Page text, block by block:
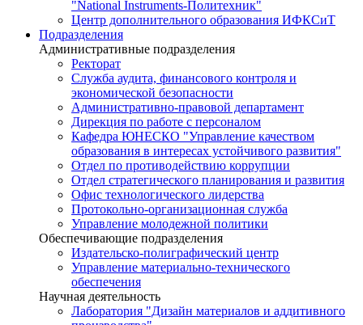
"National Instruments-Политехник"
Центр дополнительного образования ИФКСиТ
Подразделения
Административные подразделения
Ректорат
Служба аудита, финансового контроля и
экономической безопасности
Административно-правовой департамент
Дирекция по работе с персоналом
Кафедра ЮНЕСКО "Управление качеством
образования в интересах устойчивого развития"
Отдел по противодействию коррупции
Отдел стратегического планирования и развития
Офис технологического лидерства
Протокольно-организационная служба
Управление молодежной политики
Обеспечивающие подразделения
Издательско-полиграфический центр
Управление материально-технического
обеспечения
Научная деятельность
Лаборатория "Дизайн материалов и аддитивного